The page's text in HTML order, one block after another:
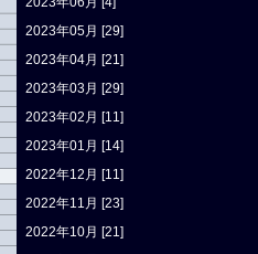
2023年05月 [29]
2023年04月 [21]
2023年03月 [29]
2023年02月 [11]
2023年01月 [14]
2022年12月 [11]
2022年11月 [23]
2022年10月 [21]